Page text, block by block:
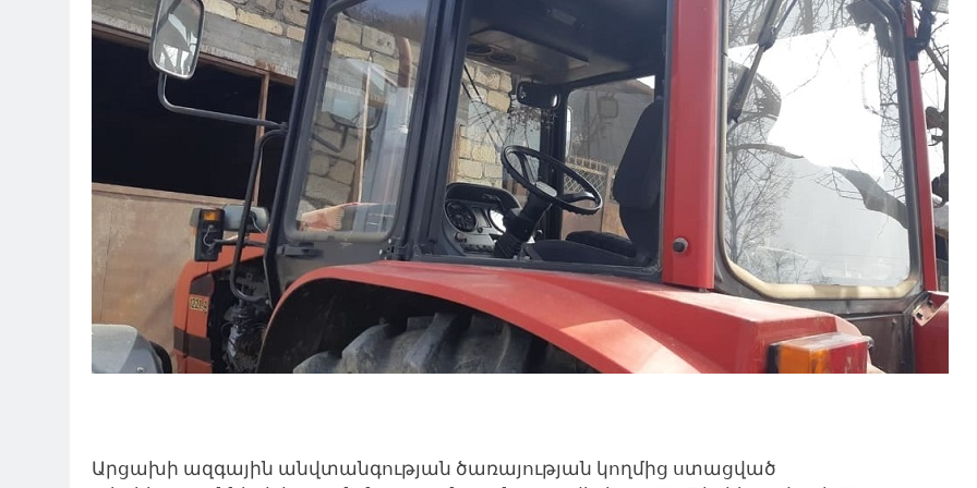
Արցախի ազգային անվտանգության ծառայության կողմից ստացված